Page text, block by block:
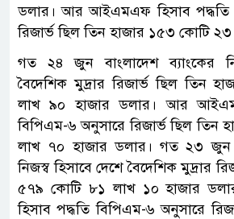
ডলার। আর আইএমএফ হিসাব পদ্ধতি
রিজার্ভ ছিল তিন হাজার ১৫৩ কোটি
গত ২৪ জুন বাংলাদেশ ব্যাংকের
বৈদেশিক মুদ্রার রিজার্ভ ছিল তিন
লাখ ৯০ হাজার ডলার। আর
বিপিএম-৬ অনুসারে রিজার্ভ ছিল তিন
লাখ ৭০ হাজার ডলার। গত ২৩ জুন
নিজস্ব হিসাবে দেশে বৈদেশিক মুদ্রার
৫৭৯ কোটি ৮১ লাখ ১০ হাজার
হিসাব পদ্ধতি বিপিএম-৬ অনুসারে